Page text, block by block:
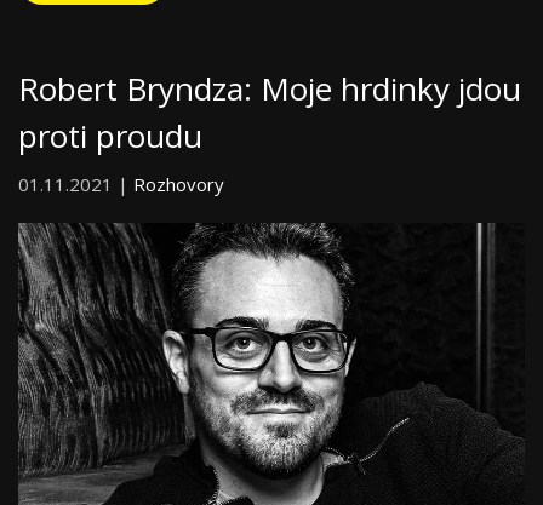
Robert Bryndza: Moje hrdinky jdou
proti proudu
01.11.2021 | Rozhovory